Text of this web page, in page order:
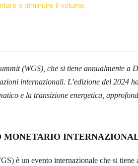
o diminuire il volume.
(WGS), che si tiene annualmente a
internazionali. L’edizione del 2024
e la transizione energetica,
MONETARIO
è un evento internazionale che si